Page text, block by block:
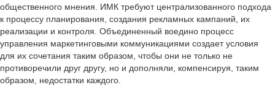
общественного мнения. ИМК требуют централизованного подхода
к процессу планирования, создания рекламных кампаний, их
реализации и контроля. Объединенный воедино процесс
управления маркетинговыми коммуникациями создает условия
для их сочетания таким образом, чтобы они не только не
противоречили друг другу, но и дополняли, компенсируя, таким
образом, недостатки каждого.